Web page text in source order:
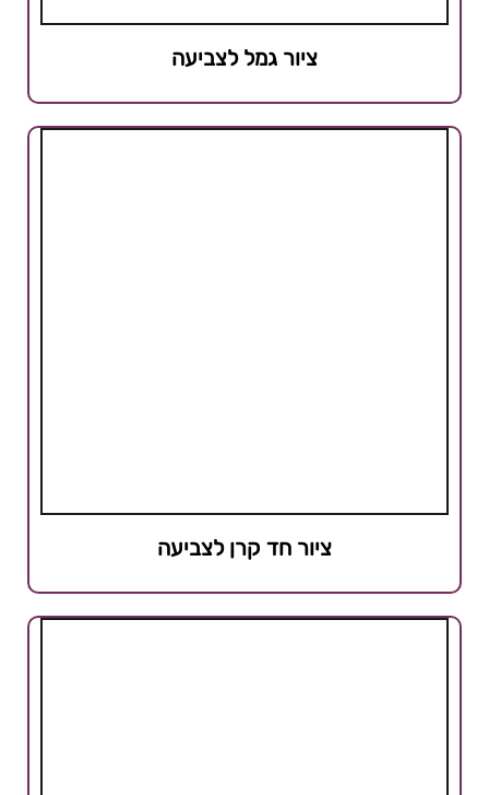
ציור גמל לצביעה
ציור חד קרן לצביעה